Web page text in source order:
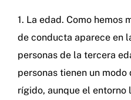
1. La edad. Como hemos
de conducta aparece en
personas de la tercera
personas tienen un
rígido, aunque el entorno